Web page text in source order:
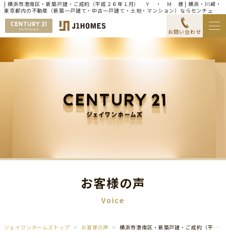
| 横浜市港南区・新築戸建・ご成約（平成２６年１月） Ｙ ・ Ｍ 様 | 横浜・川崎・
東京都内の不動産（新築一戸建て・中古一戸建て・土地・マンション）ならセンチュリ
ー21ジェイワンホームズ
お問い合わせ
お客様の声
Voice
ジェイワンホームズトップ お客様の声 横浜市港南区・新築戸建・ご成約（平成２６年１月） Ｙ ・ Ｍ 様